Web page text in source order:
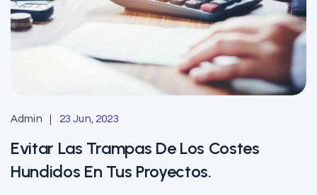
Admin 23 Jun, 2023
Evitar Las Trampas De Los Costes
Hundidos En Tus Proyectos.